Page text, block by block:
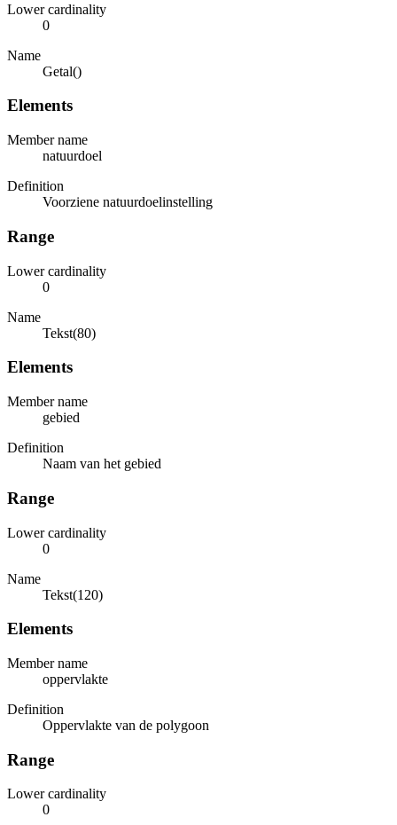
Lower cardinality
0
Name
Getal()
Elements
Member name
natuurdoel
Definition
Voorziene natuurdoelinstelling
Range
Lower cardinality
0
Name
Tekst(80)
Elements
Member name
gebied
Definition
Naam van het gebied
Range
Lower cardinality
0
Name
Tekst(120)
Elements
Member name
oppervlakte
Definition
Oppervlakte van de polygoon
Range
Lower cardinality
0